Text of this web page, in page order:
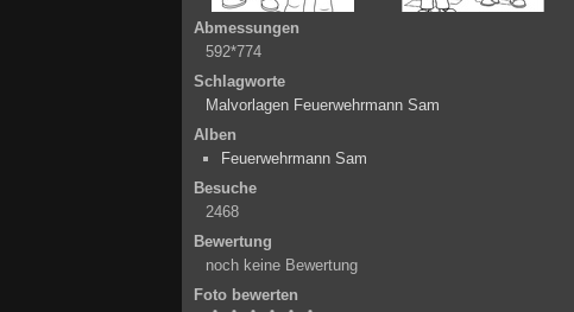
Abmessungen
592*774
Schlagworte
Malvorlagen Feuerwehrmann Sam
Alben
Feuerwehrmann Sam
Besuche
2468
Bewertung
noch keine Bewertung
Foto bewerten